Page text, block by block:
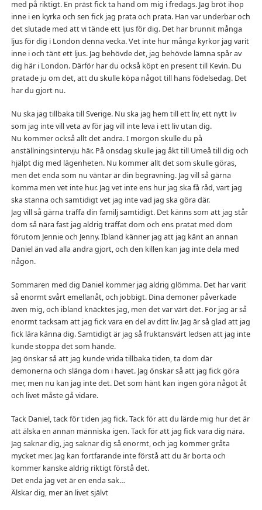
med på riktigt. En präst fick ta hand om mig i fredags. Jag bröt ihop
inne i en kyrka och sen fick jag prata och prata. Han var underbar och
det slutade med att vi tände ett ljus för dig. Det har brunnit många
ljus för dig i London denna vecka. Vet inte hur många kyrkor jag varit
inne i och tänt ett ljus. Jag behövde det, jag behövde lämna spår av
dig här i London. Därför har du också köpt en present till Kevin. Du
pratade ju om det, att du skulle köpa något till hans födelsedag. Det
har du gjort nu.
Nu ska jag tillbaka till Sverige. Nu ska jag hem till ett liv, ett nytt liv
som jag inte vill veta av för jag vill inte leva i ett liv utan dig.
Nu kommer också allt det andra. I morgon skulle du på
anställningsintervju här. På onsdag skulle jag åkt till Umeå till dig och
hjälpt dig med lägenheten. Nu kommer allt det som skulle göras,
men det enda som nu väntar är din begravning. Jag vill så gärna
komma men vet inte hur. Jag vet inte ens hur jag ska få råd, vart jag
ska stanna och samtidigt vet jag inte vad jag ska göra där.
Jag vill så gärna träffa din familj samtidigt. Det känns som att jag står
dom så nära fast jag aldrig träffat dom och ens pratat med dom
förutom Jennie och Jenny. Ibland känner jag att jag känt an annan
Daniel än vad alla andra gjort, och den killen kan jag inte dela med
någon.
Sommaren med dig Daniel kommer jag aldrig glömma. Det har varit
så enormt svårt emellanåt, och jobbigt. Dina demoner påverkade
även mig, och ibland knäcktes jag, men det var värt det. För jag är så
enormt tacksam att jag fick vara en del av ditt liv. Jag är så glad att jag
fick lära känna dig. Samtidigt är jag så fruktansvärt ledsen att jag inte
kunde stoppa det som hände.
Jag önskar så att jag kunde vrida tillbaka tiden, ta dom där
demonerna och slänga dom i havet. Jag önskar så att jag fick göra
mer, men nu kan jag inte det. Det som hänt kan ingen göra något åt
och livet måste gå vidare.
Tack Daniel, tack för tiden jag fick. Tack för att du lärde mig hur det är
att älska en annan människa igen. Tack för att jag fick vara dig nära.
Jag saknar dig, jag saknar dig så enormt, och jag kommer gråta
mycket mer. Jag kan fortfarande inte förstå att du är borta och
kommer kanske aldrig riktigt förstå det.
Det enda jag vet är en enda sak…
Älskar dig, mer än livet självt